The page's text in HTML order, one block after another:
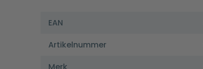
EAN
Artikelnummer